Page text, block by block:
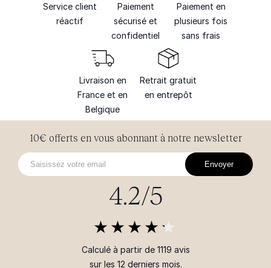
Service client
réactif
Paiement
sécurisé et
confidentiel
Paiement en
plusieurs fois
sans frais
Livraison en
France et en
Belgique
Retrait gratuit
en entrepôt
10€ offerts en vous abonnant à notre newsletter
Envoyer
4.2/5
Calculé à partir de 1119 avis
sur les 12 derniers mois.